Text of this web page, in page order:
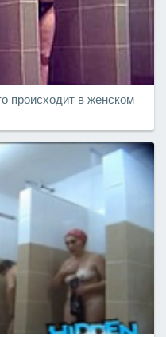
происходит в женском